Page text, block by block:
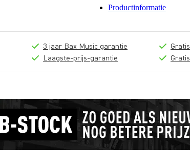
Productinformatie
3 jaar Bax Music garantie
Laagste-prijs-garantie